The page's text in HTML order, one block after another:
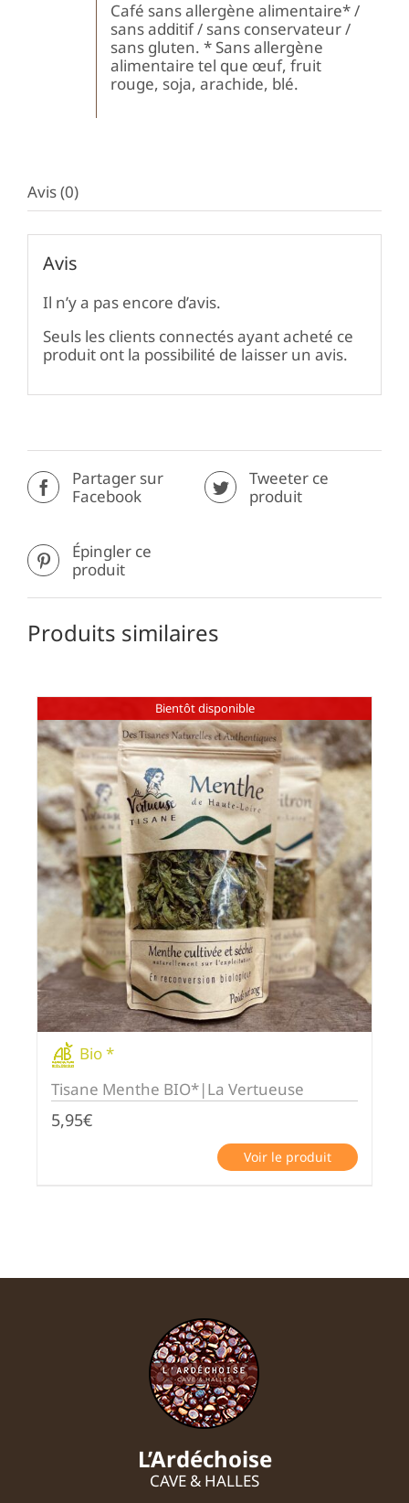
Café sans allergène alimentaire* /
sans additif / sans conservateur /
sans gluten. * Sans allergène
alimentaire tel que œuf, fruit
rouge, soja, arachide, blé.
Avis (0)
Avis
Il n’y a pas encore d’avis.
Seuls les clients connectés ayant acheté ce
produit ont la possibilité de laisser un avis.
Partager sur
Facebook
Tweeter ce
produit
Épingler ce
produit
Produits similaires
Bientôt disponible
Bio *
Tisane Menthe BIO*|La Vertueuse
5,95€
Voir le produit
L’Ardéchoise
CAVE & HALLES